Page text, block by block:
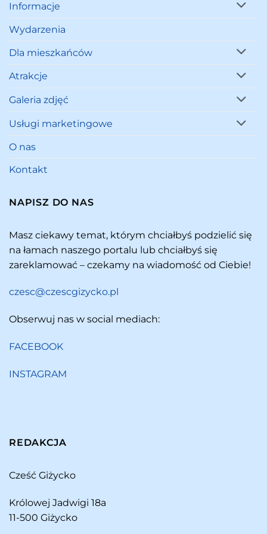
Informacje
Wydarzenia
Dla mieszkańców
Atrakcje
Galeria zdjęć
Usługi marketingowe
O nas
Kontakt
NAPISZ DO NAS
Masz ciekawy temat, którym chciałbyś podzielić się
na łamach naszego portalu lub chciałbyś się
zareklamować – czekamy na wiadomość od Ciebie!
czesc@czescgizycko.pl
Obserwuj nas w social mediach:
FACEBOOK
INSTAGRAM
REDAKCJA
Cześć Giżycko
Królowej Jadwigi 18a
11-500 Giżycko